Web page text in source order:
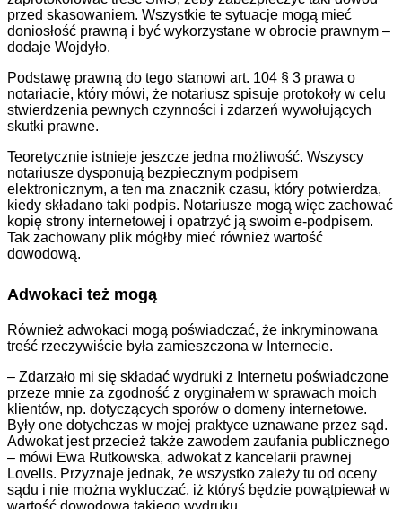
przed skasowaniem. Wszystkie te sytuacje mogą mieć
doniosłość prawną i być wykorzystane w obrocie prawnym –
dodaje Wojdyło.
Podstawę prawną do tego stanowi art. 104 § 3 prawa o
notariacie, który mówi, że notariusz spisuje protokoły w celu
stwierdzenia pewnych czynności i zdarzeń wywołujących
skutki prawne.
Teoretycznie istnieje jeszcze jedna możliwość. Wszyscy
notariusze dysponują bezpiecznym podpisem
elektronicznym, a ten ma znacznik czasu, który potwierdza,
kiedy składano taki podpis. Notariusze mogą więc zachować
kopię strony internetowej i opatrzyć ją swoim e-podpisem.
Tak zachowany plik mógłby mieć również wartość
dowodową.
Adwokaci też mogą
Również adwokaci mogą poświadczać, że inkryminowana
treść rzeczywiście była zamieszczona w Internecie.
– Zdarzało mi się składać wydruki z Internetu poświadczone
przeze mnie za zgodność z oryginałem w sprawach moich
klientów, np. dotyczących sporów o domeny internetowe.
Były one dotychczas w mojej praktyce uznawane przez sąd.
Adwokat jest przecież także zawodem zaufania publicznego
– mówi Ewa Rutkowska, adwokat z kancelarii prawnej
Lovells. Przyznaje jednak, że wszystko zależy tu od oceny
sądu i nie można wykluczać, iż któryś będzie powątpiewał w